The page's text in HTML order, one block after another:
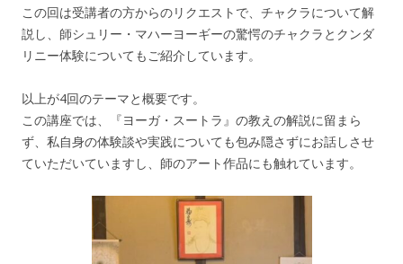
この回は受講者の方からのリクエストで、チャクラについて解
説し、師シュリー・マハーヨーギーの驚愕のチャクラとクンダ
リニー体験についてもご紹介しています。
以上が4回のテーマと概要です。
この講座では、『ヨーガ・スートラ』の教えの解説に留まら
ず、私自身の体験談や実践についても包み隠さずにお話しさせ
ていただいていますし、師のアート作品にも触れています。